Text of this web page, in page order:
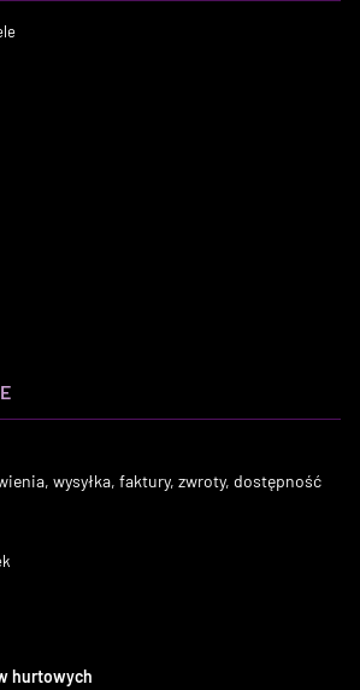
wysyłka, faktury, zwroty, dostępność
hurtowych